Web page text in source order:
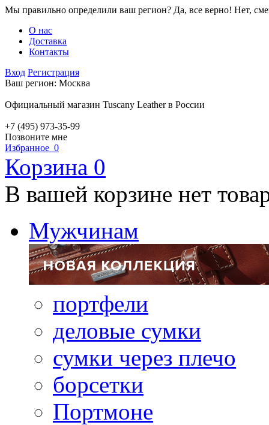
Мы правильно определили ваш регион? Да, все верно! Нет,
О нас
Доставка
Контакты
Вход Регистрация
Ваш регион: Москва
Официальный магазин Tuscany Leather в России
+7 (495) 973-35-99
Позвоните мне
Избранное 0
Корзина 0
В вашей корзине нет
Мужчинам
портфели
деловые сумки
сумки через плечо
борсетки
Портмоне